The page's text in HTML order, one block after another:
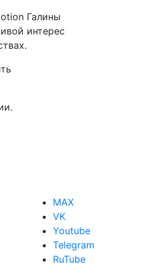
Галины
интерес
MAX
VK
Youtube
Telegram
RuTube